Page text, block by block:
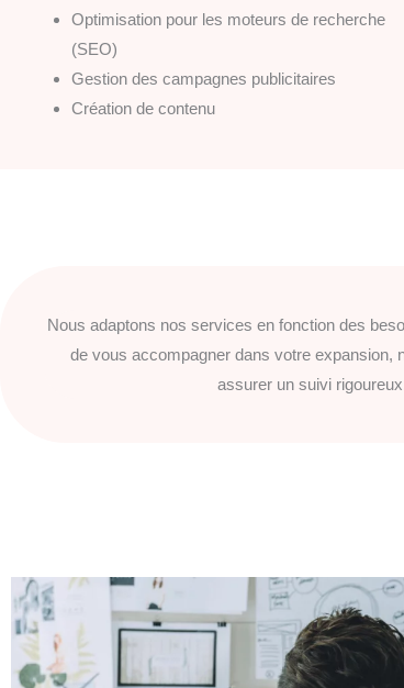
Optimisation pour les moteurs de recherche
(SEO)
Gestion des campagnes publicitaires
Création de contenu
Nous adaptons nos services en fonction des
de vous accompagner dans votre expansion,
assurer un suivi